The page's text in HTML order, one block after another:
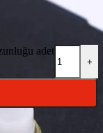
adet
+